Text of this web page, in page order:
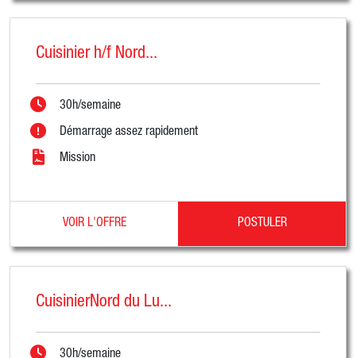
Cuisinier h/f Nord...
30h/semaine
Démarrage assez rapidement
Mission
VOIR L'OFFRE POSTULER
CuisinierNord du Lu...
30h/semaine